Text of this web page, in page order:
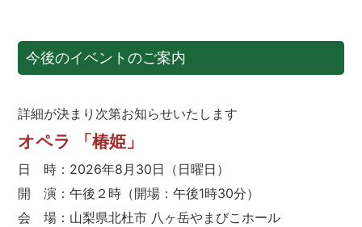
今後のイベントのご案内
詳細が決まり次第お知らせいたします
オペラ 「椿姫」
日 時：2026年8月30日（日曜日）
開 演：午後２時（開場：午後1時30分）
会 場：山梨県北杜市 八ヶ岳やまびこホール